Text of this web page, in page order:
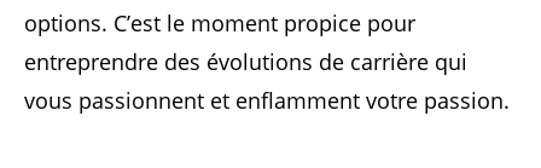
options. C’est le moment propice pour
entreprendre des évolutions de carrière qui
vous passionnent et enflamment votre passion.